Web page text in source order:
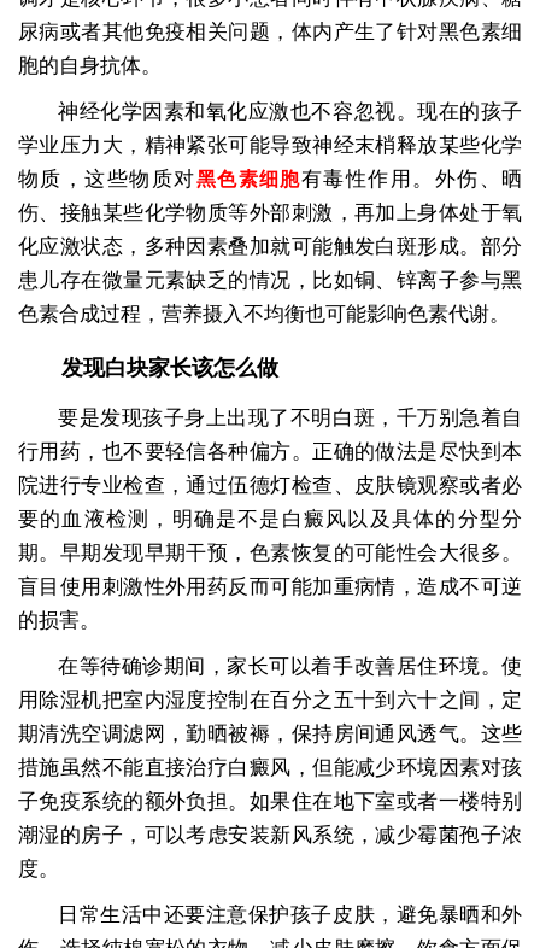
尿病或者其他免疫相关问题，体内产生了针对黑色素细
胞的自身抗体。
神经化学因素和氧化应激也不容忽视。现在的孩子
学业压力大，精神紧张可能导致神经末梢释放某些化学
物质，这些物质对黑色素细胞有毒性作用。外伤、晒
伤、接触某些化学物质等外部刺激，再加上身体处于氧
化应激状态，多种因素叠加就可能触发白斑形成。部分
患儿存在微量元素缺乏的情况，比如铜、锌离子参与黑
色素合成过程，营养摄入不均衡也可能影响色素代谢。
发现白块家长该怎么做
要是发现孩子身上出现了不明白斑，千万别急着自
行用药，也不要轻信各种偏方。正确的做法是尽快到本
院进行专业检查，通过伍德灯检查、皮肤镜观察或者必
要的血液检测，明确是不是白癜风以及具体的分型分
期。早期发现早期干预，色素恢复的可能性会大很多。
盲目使用刺激性外用药反而可能加重病情，造成不可逆
的损害。
在等待确诊期间，家长可以着手改善居住环境。使
用除湿机把室内湿度控制在百分之五十到六十之间，定
期清洗空调滤网，勤晒被褥，保持房间通风透气。这些
措施虽然不能直接治疗白癜风，但能减少环境因素对孩
子免疫系统的额外负担。如果住在地下室或者一楼特别
潮湿的房子，可以考虑安装新风系统，减少霉菌孢子浓
度。
日常生活中还要注意保护孩子皮肤，避免暴晒和外